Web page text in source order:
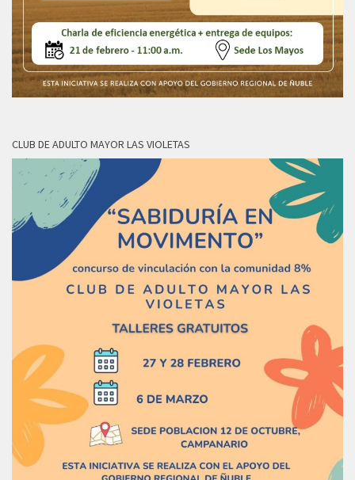
CLUB DE ADULTO MAYOR LAS VIOLETAS